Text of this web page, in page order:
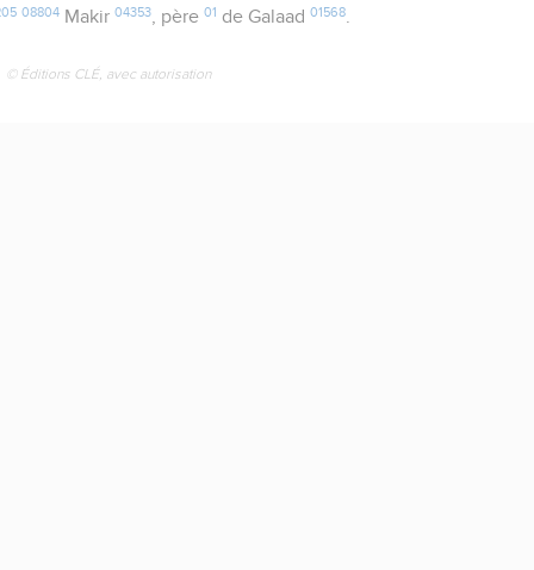
08804 Makir04353, père01 de Galaad01568.
© Éditions CLÉ, avec autorisation